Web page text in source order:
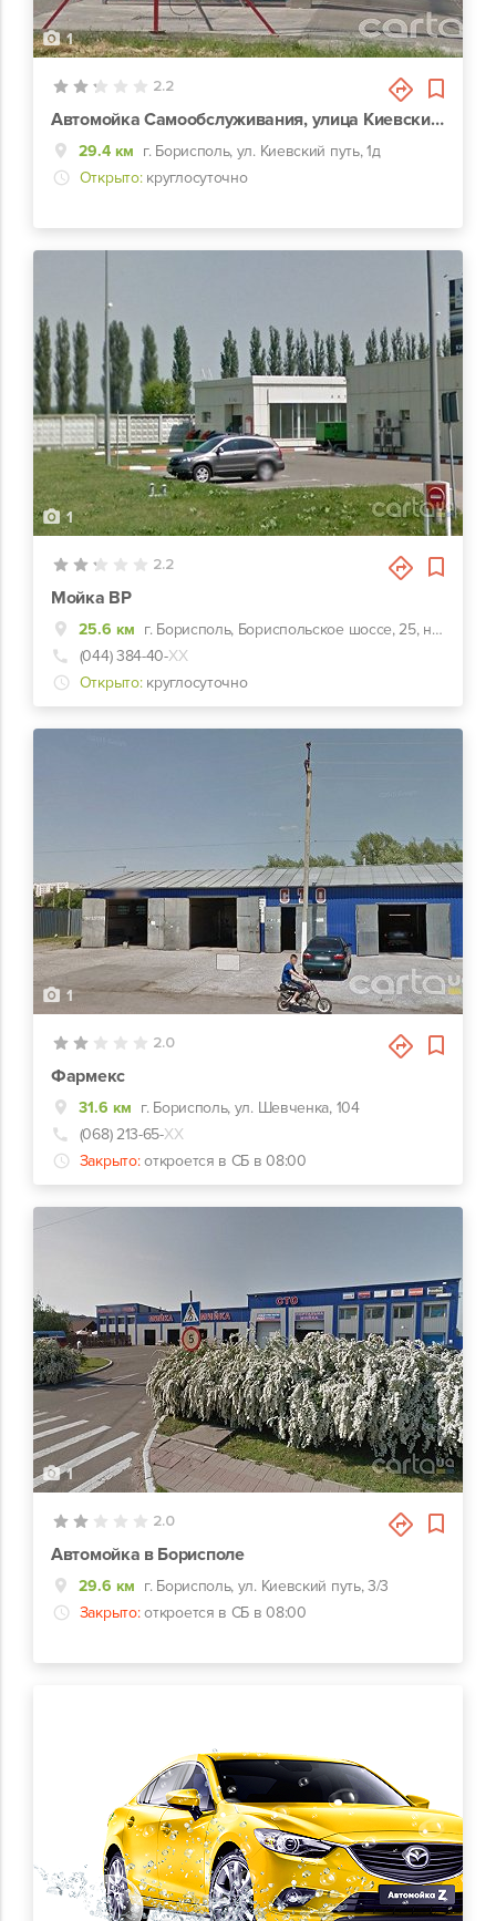
1
2.2
Автомойка Самообслуживания, улица Киевский путь, 1д
29.4 км г. Борисполь, ул. Киевский путь, 1д
Открыто: круглосуточно
1
2.2
Мойка BP
25.6 км
г. Борисполь, Бориспольское шоссе, 25, на Киев
(044) 384-40-ХХ
Открыто: круглосуточно
1
2.0
Фармекс
31.6 км г. Борисполь, ул. Шевченка, 104
(068) 213-65-ХХ
Закрыто: откроется в СБ в 08:00
1
2.0
Автомойка в Борисполе
29.6 км г. Борисполь, ул. Киевский путь, 3/3
Закрыто: откроется в СБ в 08:00